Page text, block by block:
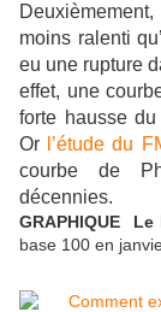
moins ralenti
eu une rupture
effet, une
forte hausse
Or l’étude du
courbe de
décennies.
GRAPHIQUE
base 100 en